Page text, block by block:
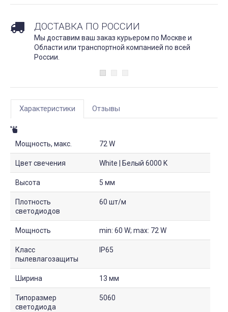
ДОСТАВКА ПО РОССИИ
Мы доставим ваш заказ курьером по Москве и
Области или транспортной компанией по всей
России.
Характеристики Отзывы
Мощность, макс. 72 W
Цвет свечения White | Белый 6000 K
Высота 5 мм
Плотность
светодиодов
60 шт/м
Мощность min: 60 W; max: 72 W
Класс
пылевлагозащиты
IP65
Ширина 13 мм
Типоразмер
светодиода
5060